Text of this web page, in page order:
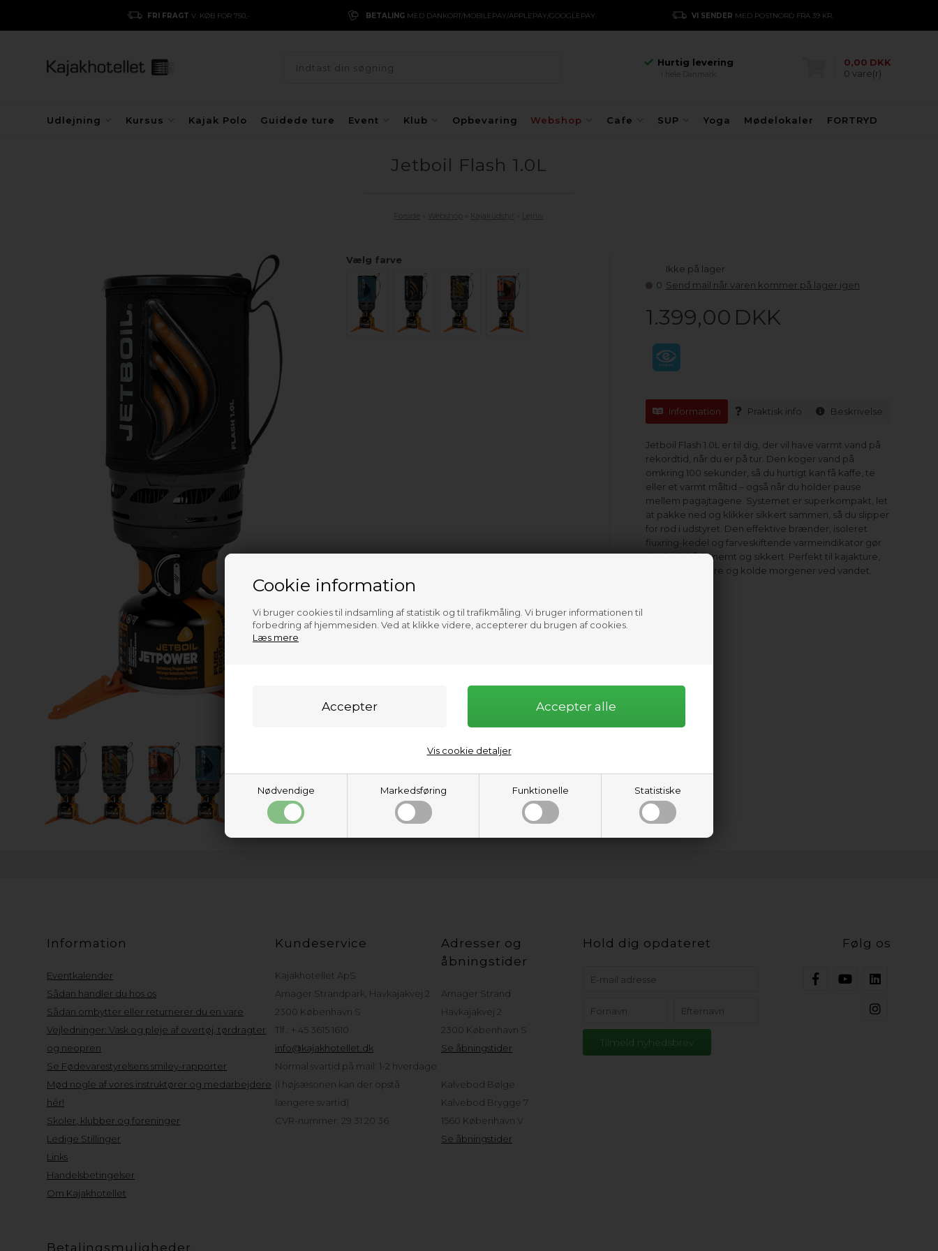
Cookie information
Vi bruger cookies til indsamling af statistik og til trafikmåling. Vi bruger informationen til
forbedring af hjemmesiden. Ved at klikke videre, accepterer du brugen af cookies.
Læs mere
Nødvendige Markedsføring Funktionelle Statistiske
Vis cookie detaljer
FRI FRAGT V. KØB FOR 750,- BETALING MED DANKORT/MOBILEPAY/APPLEPAY/GOOGLEPAY VI SENDER MED POSTNORD FRA 39 KR.
Hurtig levering
Hurtig levering
i hele Danmark
i hele Danmark
0,00 DKK
0 vare(r)
Udlejning Kursus Kajak Polo Guidede ture Event Klub Opbevaring Webshop Cafe SUP Yoga Mødelokaler FORTRYD
Jetboil Flash 1.0L
Vælg farve
0
Ikke på lager
Send mail når varen kommer på lager igen
1.399,00 DKK
Information Praktisk info Beskrivelse
Jetboil Flash 1.0L er til dig, der vil have varmt vand på
rekordtid, når du er på tur. Den koger vand på
omkring 100 sekunder, så du hurtigt kan få kaffe, te
eller et varmt måltid – også når du holder pause
mellem pagajtagene. Systemet er superkompakt, let
at pakke ned og klikker sikkert sammen, så du slipper
for rod i udstyret. Den effektive brænder, isoleret
fluxring-kedel og farveskiftende varmeindikator gør
det hele både nemt og sikkert. Perfekt til kajakture,
overnatningsture og kolde morgener ved vandet.
Information
Eventkalender
Sådan handler du hos os
Sådan ombytter eller returnerer du en vare
Vejledninger: Vask og pleje af overtøj, tørdragter
og neopren
Se Fødevarestyrelsens smiley-rapporter
Mød nogle af vores instruktører og medarbejdere
hér!
Skoler, klubber og foreninger
Ledige Stillinger
Links
Handelsbetingelser
Om Kajakhotellet
Betalingsmuligheder
Kundeservice
Kajakhotellet ApS
Amager Strandpark, Havkajakvej 2
2300 København S
Tlf.: + 45 3615 1610
info@kajakhotellet.dk
Normal svartid på mail: 1-2 hverdage
(I højsæsonen kan der opstå
længere svartid)
CVR-nummer: 29 31 20 36
Adresser og
åbningstider
Amager Strand
Havkajakvej 2
2300 København S
Se åbningstider
Kalvebod Bølge
Kalvebod Brygge 7
1560 København V
Se åbningstider
Hold dig opdateret Følg os